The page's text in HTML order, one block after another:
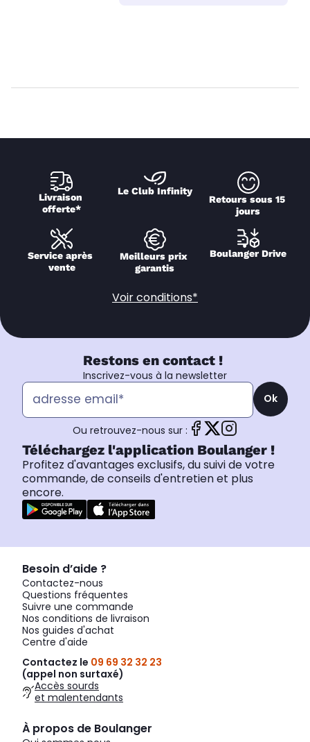
Livraison
offerte*
Le Club Infinity
Retours sous 15
jours
Service après
vente
Meilleurs prix
garantis
Boulanger Drive
Voir conditions*
Restons en contact !
Inscrivez-vous à la newsletter
Ok
Ou retrouvez-nous sur :
Téléchargez l'application Boulanger !
Profitez d'avantages exclusifs, du suivi de votre
commande, de conseils d'entretien et plus
encore.
Besoin d’aide ?
Contactez-nous
Questions fréquentes
Suivre une commande
Nos conditions de livraison
Nos guides d'achat
Centre d'aide
Contactez le 09 69 32 32 23
(appel non surtaxé)
Accès sourds
et malentendants
À propos de Boulanger